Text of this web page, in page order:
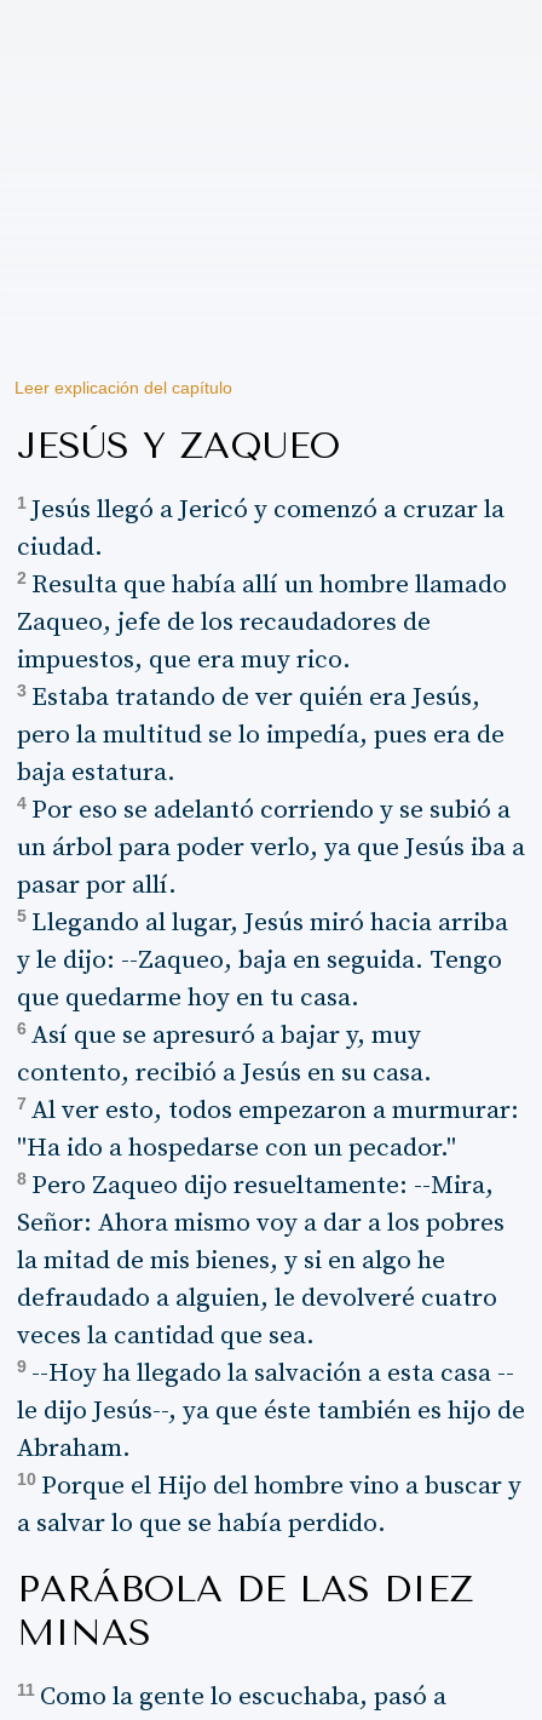
Leer explicación del capítulo
JESÚS Y ZAQUEO
1 Jesús llegó a Jericó y comenzó a cruzar la
ciudad.
2 Resulta que había allí un hombre llamado
Zaqueo, jefe de los recaudadores de
impuestos, que era muy rico.
3 Estaba tratando de ver quién era Jesús,
pero la multitud se lo impedía, pues era de
baja estatura.
4 Por eso se adelantó corriendo y se subió a
un árbol para poder verlo, ya que Jesús iba a
pasar por allí.
5 Llegando al lugar, Jesús miró hacia arriba
y le dijo: --Zaqueo, baja en seguida. Tengo
que quedarme hoy en tu casa.
6 Así que se apresuró a bajar y, muy
contento, recibió a Jesús en su casa.
7 Al ver esto, todos empezaron a murmurar:
"Ha ido a hospedarse con un pecador."
8 Pero Zaqueo dijo resueltamente: --Mira,
Señor: Ahora mismo voy a dar a los pobres
la mitad de mis bienes, y si en algo he
defraudado a alguien, le devolveré cuatro
veces la cantidad que sea.
9 --Hoy ha llegado la salvación a esta casa --
le dijo Jesús--, ya que éste también es hijo de
Abraham.
10 Porque el Hijo del hombre vino a buscar y
a salvar lo que se había perdido.
PARÁBOLA DE LAS DIEZ
MINAS
11 Como la gente lo escuchaba, pasó a